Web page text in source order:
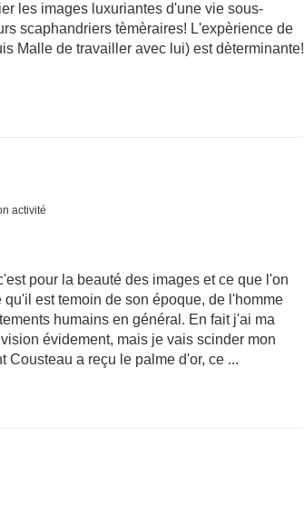
les images luxuriantes d'une vie sous-
scaphandriers tèmèraires! L'expèrience de
Malle de travailler avec lui) est dèterminante!
activité
pour la beauté des images et ce que l'on
est temoin de son époque, de l'homme
humains en général. En fait j'ai ma
évidement, mais je vais scinder mon
Cousteau a reçu le palme d'or, ce ...